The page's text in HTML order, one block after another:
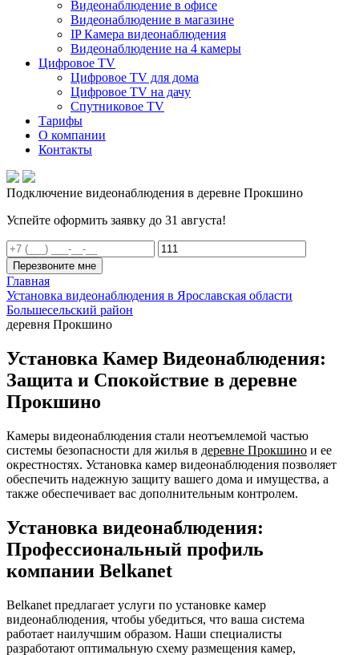
Видеонаблюдение в офисе
Видеонаблюдение в магазине
IP Камера видеонаблюдения
Видеонаблюдение на 4 камеры
Цифровое TV
Цифровое TV для дома
Цифровое TV на дачу
Спутниковое TV
Тарифы
О компании
Контакты
Подключение видеонаблюдения в деревне Прокшино
Успейте оформить заявку до 31 августа!
Перезвоните мне
Главная
Установка видеонаблюдения в Ярославская области
Большесельский район
деревня Прокшино
Установка Камер Видеонаблюдения:
Защита и Спокойствие в деревне
Прокшино
Камеры видеонаблюдения стали неотъемлемой частью
системы безопасности для жилья в деревне Прокшино и ее
окрестностях. Установка камер видеонаблюдения позволяет
обеспечить надежную защиту вашего дома и имущества, а
также обеспечивает вас дополнительным контролем.
Установка видеонаблюдения:
Профессиональный профиль
компании Belkanet
Belkanet предлагает услуги по установке камер
видеонаблюдения, чтобы убедиться, что ваша система
работает наилучшим образом. Наши специалисты
разработают оптимальную схему размещения камер,